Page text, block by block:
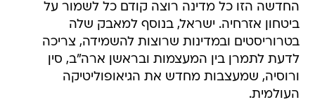
החדשה הזו כל מדינה רוצה קודם כל לשמור על
ביטחון אזרחיה. ישראל, בנוסף למאבק שלה
בטרוריסטים ובמדינות שרוצות להשמידה, צריכה
לדעת לתמרן בין המעצמות ובראשן ארה"ב, סין
ורוסיה, שמעצבות מחדש את הגיאופוליטיקה
העולמית.